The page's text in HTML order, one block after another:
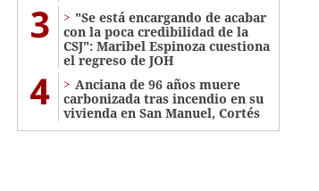
3
"Se está encargando de acabar
con la poca credibilidad de la
CSJ": Maribel Espinoza cuestiona
el regreso de JOH
4
Anciana de 96 años muere
carbonizada tras incendio en su
vivienda en San Manuel, Cortés